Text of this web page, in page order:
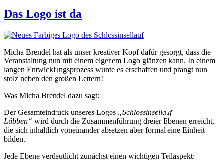
Das Logo ist da
Micha Brendel hat als unser kreativer Kopf dafür gesorgt, dass die
Veranstaltung nun mit einem eigenem Logo glänzen kann. In einem
langen Entwicklungsprozess wurde es erschaffen und prangt nun
stolz neben den großen Lettern!
Was Micha Brendel dazu sagt:
Der Gesamteindruck unseres Logos
„Schlossinsellauf
Lübben“ wird durch die Zusammenführung dreier Ebenen erreicht,
die sich inhaltlich voneinander absetzen aber formal eine Einheit
bilden.
Jede Ebene verdeutlicht zunächst einen wichtigen Teilaspekt: